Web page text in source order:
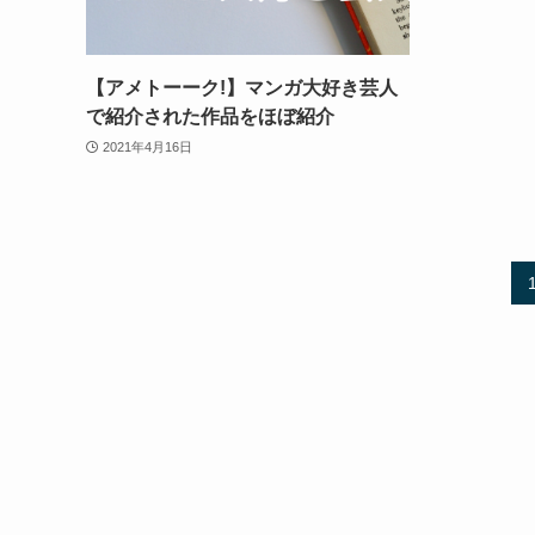
【アメトーーク!】マンガ大好き芸人
で紹介された作品をほぼ紹介
2021年4月16日
1